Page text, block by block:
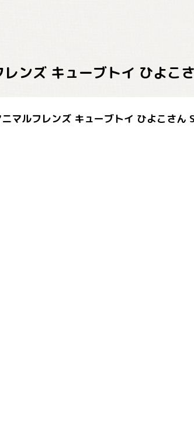
ンズ キューブトイ ひよこ
マルフレンズ キューブトイ ひよこさん